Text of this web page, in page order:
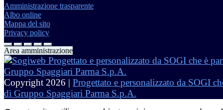
Amministrazione trasparente
Albo online
Mappa del sito
Privacy policy
Area amministrazione
Copyright 2026 | Progettato e personalizzato da SOGI
di Gruppo Spaggiari Parma S.p.A.